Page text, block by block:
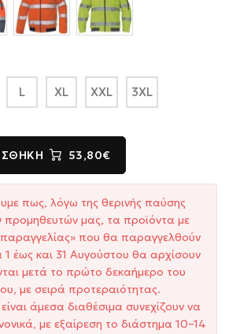
L XL XXL 3XL
53,80€
πως, λόγω της θερινής παύσης
προμηθευτών μας, τα προϊόντα με
παραγγελίας» που θα παραγγελθούν
έως και 31 Αυγούστου θα αρχίσουν
μετά το πρώτο δεκαήμερο του
με σειρά προτεραιότητας.
άμεσα διαθέσιμα συνεχίζουν να
με εξαίρεση το διάστημα 10–14